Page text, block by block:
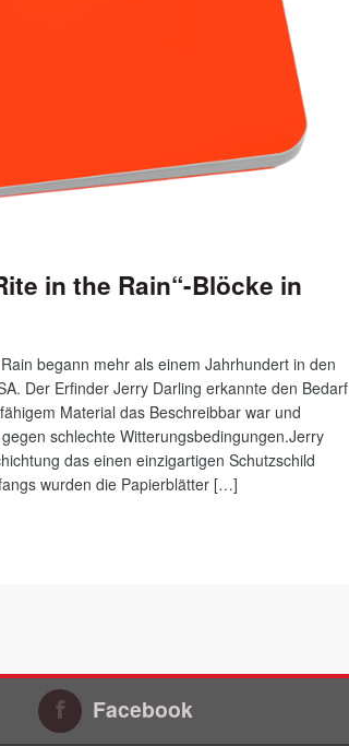
in the Rain“-Blöcke in
begann mehr als einem Jahrhundert in den
Der Erfinder Jerry Darling erkannte den Bedarf
Material das Beschreibbar war und
schlechte Witterungsbedingungen.Jerry
das einen einzigartigen Schutzschild
wurden die Papierblätter […]
Facebook